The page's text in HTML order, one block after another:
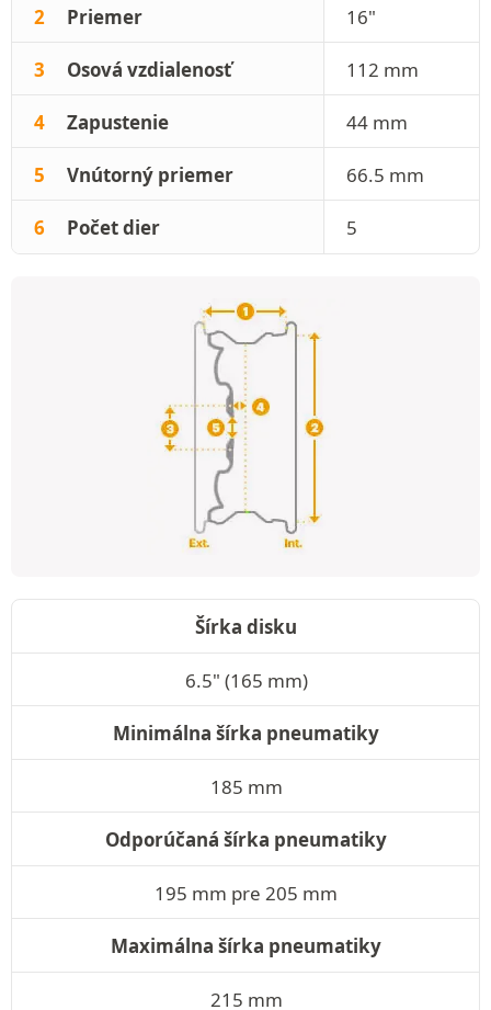
2 Priemer 16"
3 Osová vzdialenosť 112 mm
4 Zapustenie 44 mm
5 Vnútorný priemer 66.5 mm
6 Počet dier 5
Šírka disku
6.5" (165 mm)
Minimálna šírka pneumatiky
185 mm
Odporúčaná šírka pneumatiky
195 mm pre 205 mm
Maximálna šírka pneumatiky
215 mm